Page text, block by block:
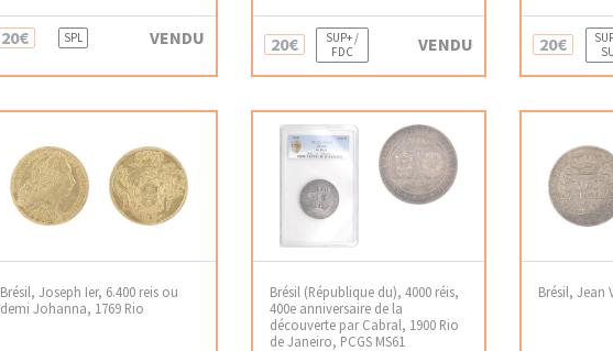
20€ SPL VENDU 20€
SUP+ /
FDC
VENDU 20€
Brésil, Joseph Ier, 6.400 reis ou
demi Johanna, 1769 Rio
Brésil (République du), 4000 réis,
400e anniversaire de la
découverte par Cabral, 1900 Rio
de Janeiro, PCGS MS61
Brésil, Jean